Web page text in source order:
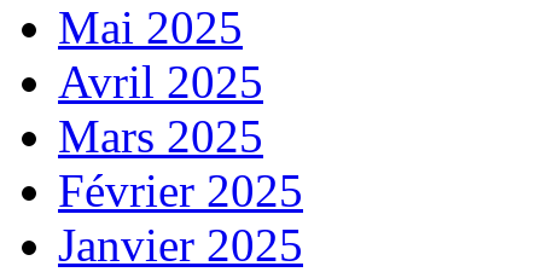
Mai 2025
Avril 2025
Mars 2025
Février 2025
Janvier 2025